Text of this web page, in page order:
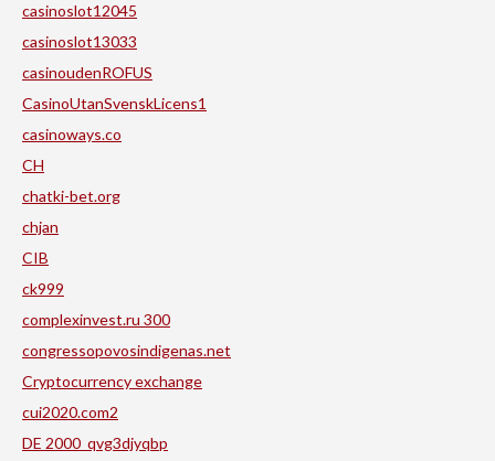
casinoslot12045
casinoslot13033
casinoudenROFUS
CasinoUtanSvenskLicens1
casinoways.co
CH
chatki-bet.org
chjan
CIB
ck999
complexinvest.ru 300
congressopovosindigenas.net
Cryptocurrency exchange
cui2020.com2
DE 2000_qvg3djyqbp